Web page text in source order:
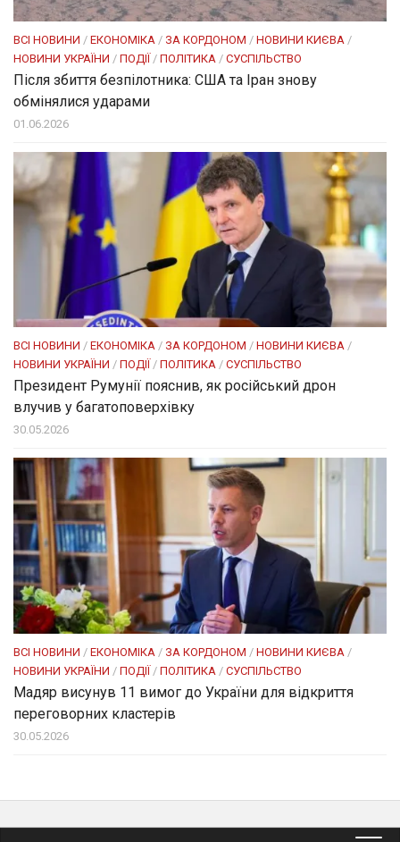
ВСІ НОВИНИ / ЕКОНОМІКА / ЗА КОРДОНОМ / НОВИНИ КИЄВА /
НОВИНИ УКРАЇНИ / ПОДІЇ/ ПОЛІТИКА / СУСПІЛЬСТВО
Після збиття безпілотника: США та Іран знову
обмінялися ударами
01.06.2026
ВСІ НОВИНИ / ЕКОНОМІКА / ЗА КОРДОНОМ / НОВИНИ КИЄВА /
НОВИНИ УКРАЇНИ / ПОДІЇ / ПОЛІТИКА / СУСПІЛЬСТВО
Президент Румунії пояснив, як російський дрон
влучив у багатоповерхівку
30.05.2026
ВСІ НОВИНИ / ЕКОНОМІКА / ЗА КОРДОНОМ / НОВИНИ КИЄВА /
НОВИНИ УКРАЇНИ / ПОДІЇ / ПОЛІТИКА / СУСПІЛЬСТВО
Мадяр висунув 11 вимог до України для відкриття
переговорних кластерів
30.05.2026